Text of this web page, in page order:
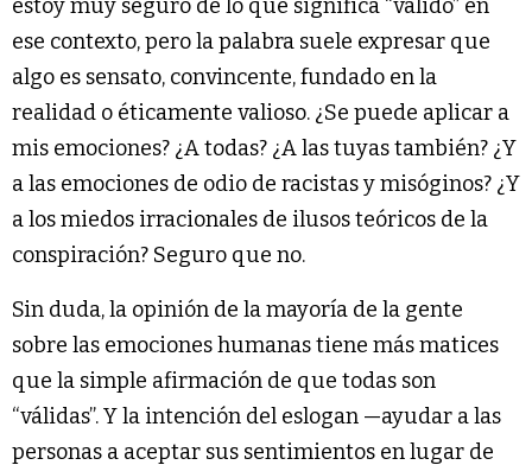
estoy muy seguro de lo que significa “válido” en
ese contexto, pero la palabra suele expresar que
algo es sensato, convincente, fundado en la
realidad o éticamente valioso. ¿Se puede aplicar a
mis emociones? ¿A todas? ¿A las tuyas también? ¿Y
a las emociones de odio de racistas y misóginos? ¿Y
a los miedos irracionales de ilusos teóricos de la
conspiración? Seguro que no.
Sin duda, la opinión de la mayoría de la gente
sobre las emociones humanas tiene más matices
que la simple afirmación de que todas son
“válidas”. Y la intención del eslogan —ayudar a las
personas a aceptar sus sentimientos en lugar de